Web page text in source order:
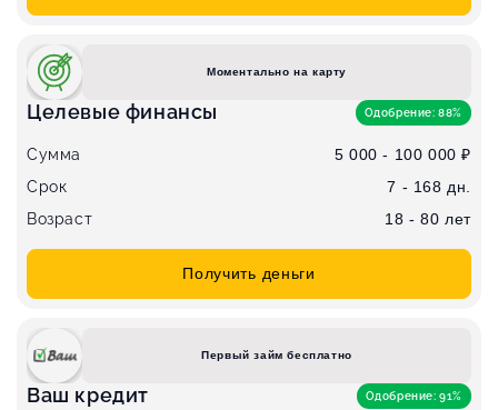
Моментально на карту
Целевые финансы Одобрение: 88%
Сумма
5 000 - 100 000 ₽
Срок
7 - 168 дн.
Возраст
18 - 80 лет
Получить деньги
Первый займ бесплатно
Ваш кредит Одобрение: 91%